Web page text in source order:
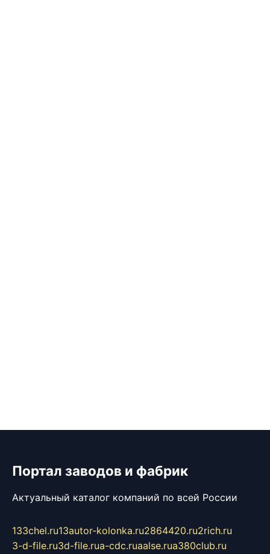
Портал заводов и фабрик
Актуальный каталог компаний по всей России
133chel.ru13autor-kolonka.ru2864420.ru2rich.ru
3-d-file.ru3d-file.rua-cdc.ruaalse.rua380club.ru